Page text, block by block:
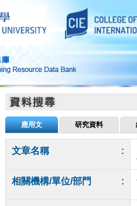
應用文 研究資料
文章名稱 :
相關機構/單位/部門 :